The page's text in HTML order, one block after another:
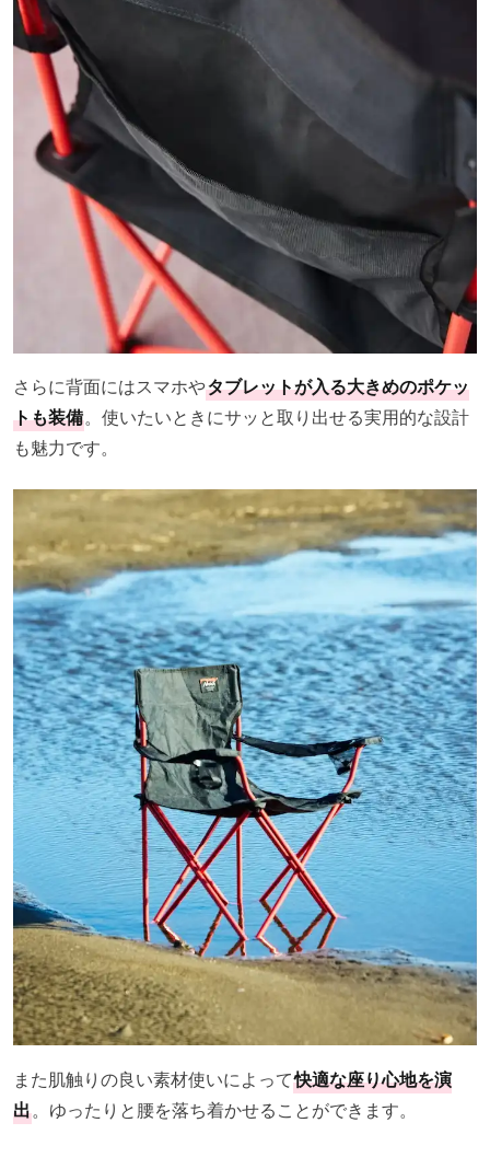
さらに背面にはスマホやタブレットが入る大きめのポケッ
トも装備。使いたいときにサッと取り出せる実用的な設計
も魅力です。
また肌触りの良い素材使いによって快適な座り心地を演
出。ゆったりと腰を落ち着かせることができます。